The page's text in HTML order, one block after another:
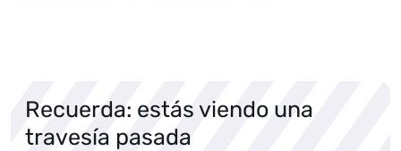
Recuerda: estás viendo una
travesía pasada